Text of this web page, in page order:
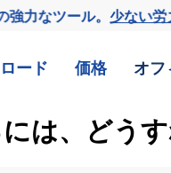
強力なツール。少ない労
ード 価格 オ
は、どう